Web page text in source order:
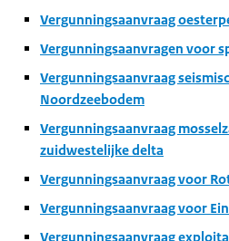
Vergunningsaanvraag
Vergunningsaanvragen voor
Vergunningsaanvraag
Noordzeebodem
Vergunningsaanvraag
zuidwestelijke delta
Vergunningsaanvraag voor
Vergunningsaanvraag voor
Vergunningsaanvraag